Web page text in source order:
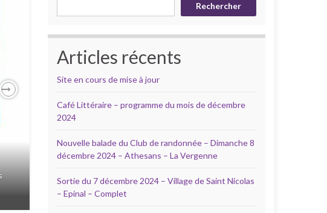
Rechercher
Articles récents
Site en cours de mise à jour
Café Littéraire – programme du mois de décembre
2024
Nouvelle balade du Club de randonnée – Dimanche 8
décembre 2024 – Athesans – La Vergenne
Sortie du 7 décembre 2024 – Village de Saint Nicolas
– Epinal – Complet